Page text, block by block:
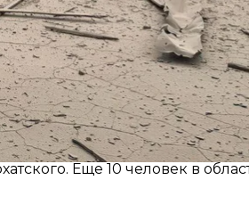
в Донецкой области —
Донецкой области. Из
Еще 10 человек в